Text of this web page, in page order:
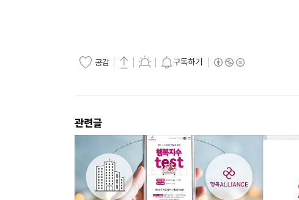
공감 구독하기
관련글